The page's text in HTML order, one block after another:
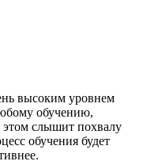
высоким уровнем
обучению,
этом слышит похвалу
обучения будет